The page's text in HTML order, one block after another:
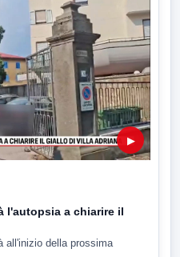
▶
l'autopsia a chiarire il
all'inizio della prossima